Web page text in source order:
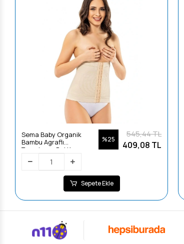
Sema Baby Organik
Bambu Agraflı
Toparlayıcı Bel Korse -
%25
545,44 TL
409,08 TL
Sepete Ekle